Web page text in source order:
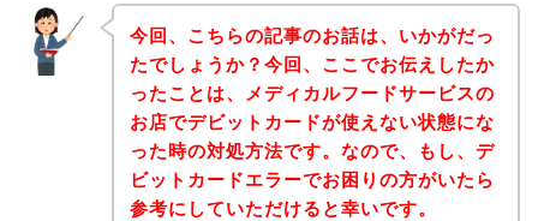
今回、こちらの記事のお話は、いかがだっ
たでしょうか？今回、ここでお伝えしたか
ったことは、メディカルフードサービスの
お店でデビットカードが使えない状態にな
った時の対処方法です。なので、もし、デ
ビットカードエラーでお困りの方がいたら
参考にしていただけると幸いです。